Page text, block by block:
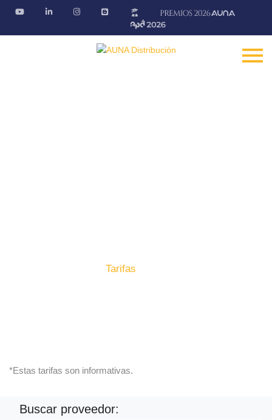
Tarifas
*Estas tarifas son informativas.
Buscar proveedor: